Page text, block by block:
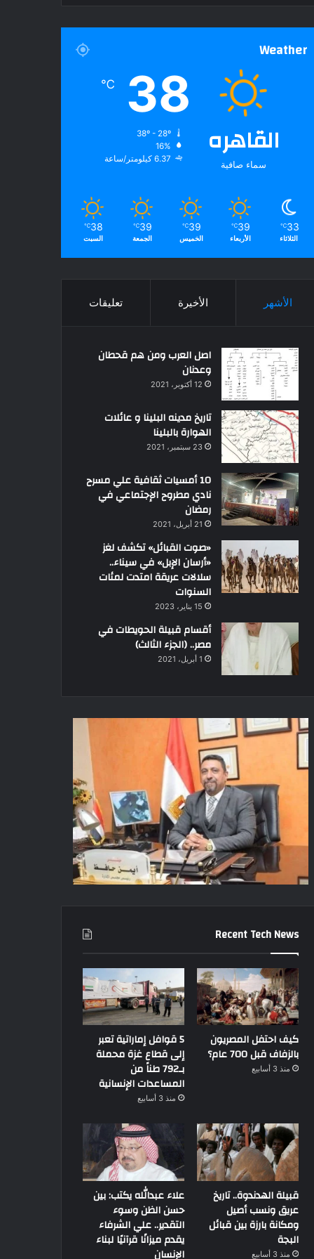
Weather
القاهره
سماء صافية
38
℃
16%
6.37 كيلومتر/ساعة
33
℃
الثلاثاء
39
℃
الأربعاء
39
℃
الخميس
39
℃
الجمعة
38
℃
السبت
الأشهر الأخيرة تعليقات
اصل العرب ومن هم قحطان
وعدنان
12 أكتوبر، 2021
تاريخ مدينه البلينا و عائلات
الهوارة بالبلينا
23 سبتمبر، 2021
10 أمسيات ثقافية علي مسرح
نادي مطروح الإجتماعي في
رمضان
21 أبريل، 2021
«صوت القبائل» تكشف لغز
«أرسان الإبل» في سيناء..
سلالات عريقة امتدت لمئات
السنوات
15 يناير، 2023
أقسام قبيلة الحويطات في
مصر.. (الجزء الثالث)
1 أبريل، 2021
Recent Tech News
كيف احتفل المصريون
بالزفاف قبل 700 عام؟
منذ 3 أسابيع
5 قوافل إماراتية تعبر
إلى قطاع غزة محملة
بـ792 طناً من
المساعدات الإنسانية
منذ 3 أسابيع
قبيلة الهدندوة.. تاريخ
عريق ونسب أصيل
ومكانة بارزة بين قبائل
البجة
منذ 3 أسابيع
علاء عبدالله يكتب: بين
حسن الظن وسوء
التقدير.. علي الشرفاء
يقدم ميزانًا قرآنيًا لبناء
الإنسان